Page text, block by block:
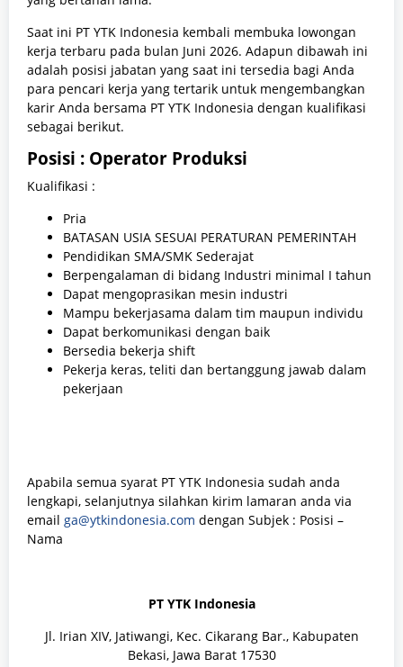
Saat ini PT YTK Indonesia kembali membuka lowongan
kerja terbaru pada bulan Juni 2026. Adapun dibawah ini
adalah posisi jabatan yang saat ini tersedia bagi Anda
para pencari kerja yang tertarik untuk mengembangkan
karir Anda bersama PT YTK Indonesia dengan kualifikasi
sebagai berikut.
Posisi : Operator Produksi
Kualifikasi :
Pria
BATASAN USIA SESUAI PERATURAN PEMERINTAH
Pendidikan SMA/SMK Sederajat
Berpengalaman di bidang Industri minimal I tahun
Dapat mengoprasikan mesin industri
Mampu bekerjasama dalam tim maupun individu
Dapat berkomunikasi dengan baik
Bersedia bekerja shift
Pekerja keras, teliti dan bertanggung jawab dalam
pekerjaan
Apabila semua syarat PT YTK Indonesia sudah anda
lengkapi, selanjutnya silahkan kirim lamaran anda via
email ga@ytkindonesia.com dengan Subjek : Posisi –
Nama
PT YTK Indonesia
Jl. Irian XIV, Jatiwangi, Kec. Cikarang Bar., Kabupaten
Bekasi, Jawa Barat 17530